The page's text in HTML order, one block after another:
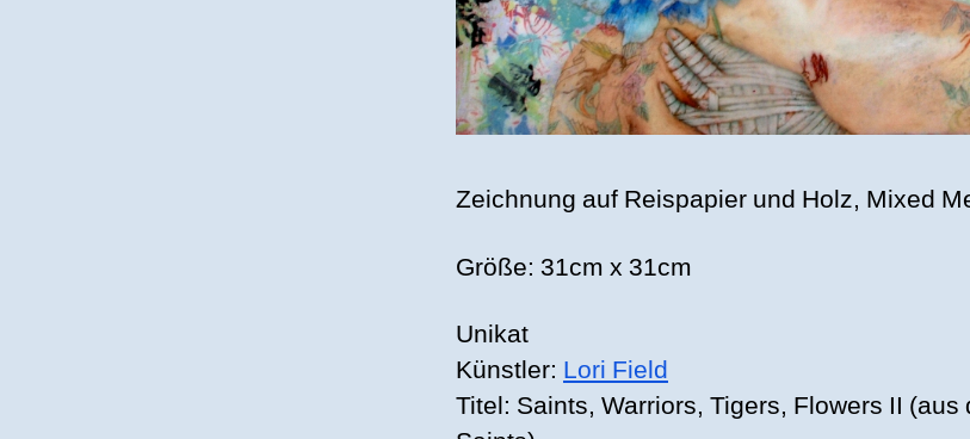
Zeichnung auf Reispapier und Holz, Mixed
Größe: 31cm x 31cm
Unikat
Künstler: Lori Field
Titel: Saints, Warriors, Tigers, Flowers II (aus